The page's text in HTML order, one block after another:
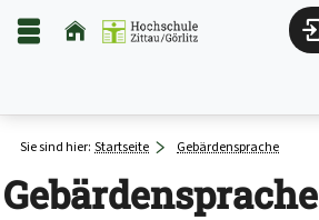
Sie sind hier: Startseite Gebärdensprache
Gebärdensprache